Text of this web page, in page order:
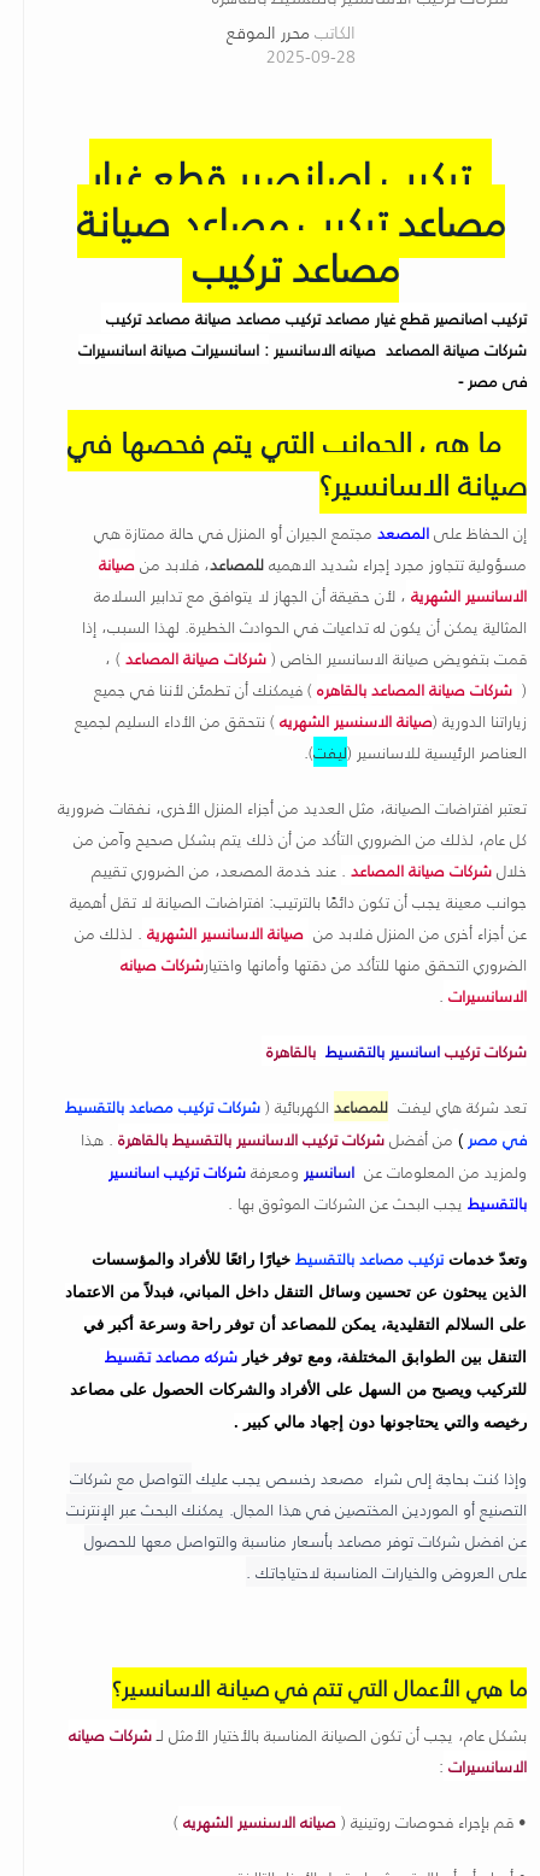
الكاتبمحرر الموقع
2025-09-28
تركيب اصانصير قطع غيار
مصاعد تركيب مصاعد صيانة
مصاعد تركيب
اسانسيرات صيانة اسانسيرات : صيانه الاسانسير شركات صيانة المصاعد
فى مصر -
ما هي الجوانب التي يتم فحصها في
صيانة الاسانسير؟
إن الحفاظ علىالمصعد مجتمع الجيران أو المنزل في حالة ممتازة هي
مسؤولية تتجاوز مجرد إجراء شديد الاهميهللمصاعد، فلابد منصيانة
الاسانسير الشهرية ، لأن حقيقة أن الجهاز لا يتوافق مع تدابير السلامة
المثالية يمكن أن يكون له تداعيات في الحوادث الخطيرة. لهذا السبب، إذا
قمت بتفويض صيانة الاسانسير الخاص (شركات صيانة المصاعد ) ،
( شركات صيانة المصاعد بالقاهره ) فيمكنك أن تطمئن لأننا في جميع
زياراتنا الدورية (صيانة الاسنسير الشهريه ) نتحقق من الأداء السليم لجميع
العناصر الرئيسية للاسانسير (ليفت).
تعتبر افتراضات الصيانة، مثل العديد من أجزاء المنزل الأخرى، نفقات ضرورية
كل عام، لذلك من الضروري التأكد من أن ذلك يتم بشكل صحيح وآمن من
خلالشركات صيانة المصاعد . عند خدمة المصعد، من الضروري تقييم
جوانب معينة يجب أن تكون دائمًا بالترتيب: افتراضات الصيانة لا تقل أهمية
عن أجزاء أخرى من المنزل فلابد من صيانة الاسانسير الشهرية . لذلك من
الضروري التحقق منها للتأكد من دقتها وأمانها واختيارشركات صيانه
الاسانسيرات .
شركات تركيباسانسير بالتقسيط بالقاهرة
تعد شركة هاي ليفت للمصاعد الكهربائية (شركات تركيب مصاعد بالتقسيط
في مصر ) من أفضلشركات تركيب الاسانسير بالتقسيط بالقاهرة . هذا
ولمزيد من المعلومات عن اسانسير ومعرفةشركات تركيب اسانسير
بالتقسيط يجب البحث عن الشركات الموثوق بها .
وتعدّ خدمات تركيب مصاعد بالتقسيط خيارًا رائعًا للأفراد والمؤسسات
الذين يبحثون عن تحسين وسائل التنقل داخل المباني، فبدلاً من الاعتماد
على السلالم التقليدية، يمكن للمصاعد أن توفر راحة وسرعة أكبر في
التنقل بين الطوابق المختلفة، ومع توفر خيار شركه مصاعد تقسيط
للتركيب ويصبح من السهل على الأفراد والشركات الحصول على مصاعد
رخيصه والتي يحتاجونها دون إجهاد مالي كبير .
وإذا كنت بحاجة إلى شراء مصعد رخسص يجب عليك التواصل مع شركات
التصنيع أو الموردين المختصين في هذا المجال. يمكنك البحث عبر الإنترنت
عن افضل شركات توفر مصاعد بأسعار مناسبة والتواصل معها للحصول
على العروض والخيارات المناسبة لاحتياجاتك .
ما هي الأعمال التي تتم في صيانة الاسانسير؟
بشكل عام، يجب أن تكون الصيانة المناسبة بالأختيار الأمثل لـشركات صيانه
الاسانسيرات :
• قم بإجراء فحوصات روتينية (صيانه الاسنسير الشهريه )